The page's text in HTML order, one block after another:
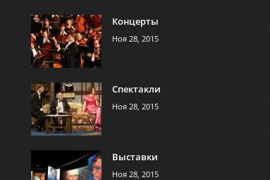
Концерты
Ноя 28, 2015
Спектакли
Ноя 28, 2015
Выставки
Ноя 28, 2015